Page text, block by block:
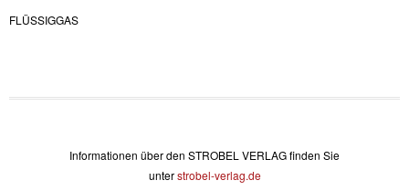
FLÜSSIGGAS
Informationen über den STROBEL VERLAG finden Sie
unterstrobel-verlag.de